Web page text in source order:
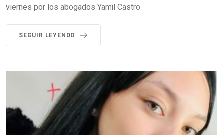
viernes por los abogados Yamil Castro
SEGUIR LEYENDO